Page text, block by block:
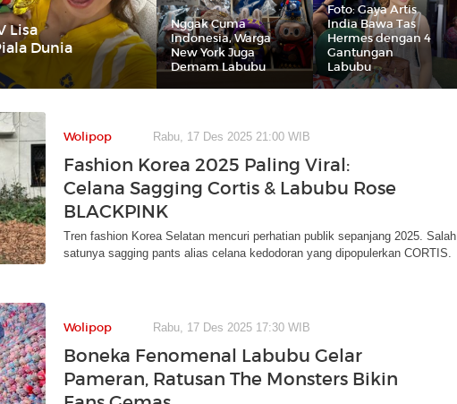
Lisa
Dunia
Nggak Cuma
Indonesia, Warga
New York Juga
Demam Labubu
Foto: Gaya Artis
India Bawa Tas
Hermes dengan 4
Gantungan
Labubu
Wolipop Rabu, 17 Des 2025 21:00 WIB
Fashion Korea 2025 Paling Viral:
Celana Sagging Cortis & Labubu Rose
BLACKPINK
Tren fashion Korea Selatan mencuri perhatian publik sepanjang 2025. Salah
satunya sagging pants alias celana kedodoran yang dipopulerkan CORTIS.
Wolipop Rabu, 17 Des 2025 17:30 WIB
Boneka Fenomenal Labubu Gelar
Pameran, Ratusan The Monsters Bikin